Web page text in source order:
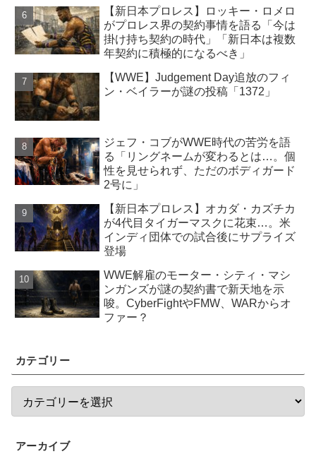
【新日本プロレス】ロッキー・ロメロ
がプロレス界の契約事情を語る「今は
掛け持ち契約の時代」「新日本は複数
年契約に積極的になるべき」
【WWE】Judgement Day追放のフィ
ン・ベイラーが謎の投稿「1372」
ジェフ・コブがWWE時代の苦労を語
る「リングネームが変わるとは…。個
性を見せられず、ただのボディガード
2号に」
【新日本プロレス】オカダ・カズチカ
が4代目タイガーマスクに花束…。米
インディ団体での試合後にサプライズ
登場
WWE解雇のモーター・シティ・マシ
ンガンズが謎の契約書で新天地を示
唆。CyberFightやFMW、WARからオ
ファー？
カテゴリー
アーカイブ